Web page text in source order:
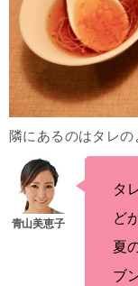
隣にあるのはタレの
タ
ど
夏
ブ